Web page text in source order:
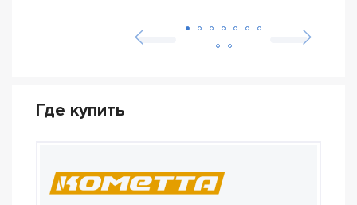
Где купить